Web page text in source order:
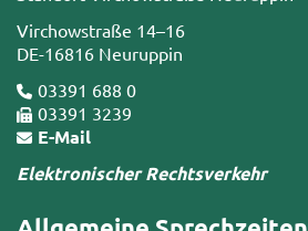
Virchowstraße 14–16
DE-16816 Neuruppin
03391 688 0
03391 3239
E-Mail
Elektronischer Rechtsverkehr